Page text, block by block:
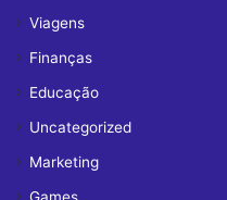
Viagens
Finanças
Educação
Uncategorized
Marketing